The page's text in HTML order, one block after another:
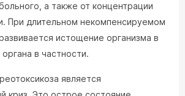
а также от концентрации
При длительном некомпенсируемом
истощение организма в
в частности.
является